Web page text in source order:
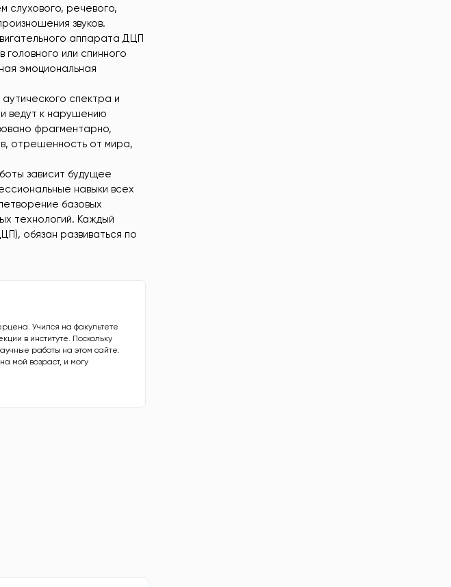
слухового, речевого,
звуков.
аппарата ДЦП
или спинного
эмоциональная
спектра и
ведут к нарушению
фрагментарно,
отрешенность от мира,
зависит будущее
навыки всех
базовых
технологий. Каждый
обязан развиваться по
Учился на факультете
в институте. Поскольку
работы на этом сайте.
мой возраст, и могу